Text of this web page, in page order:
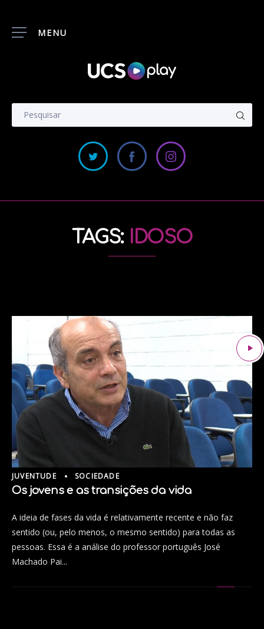
MENU
TAGS: IDOSO
JUVENTUDE SOCIEDADE
Os jovens e as transições da vida
A ideia de fases da vida é relativamente recente e não faz
sentido (ou, pelo menos, o mesmo sentido) para todas as
pessoas. Essa é a análise do professor português José
Machado Pai...